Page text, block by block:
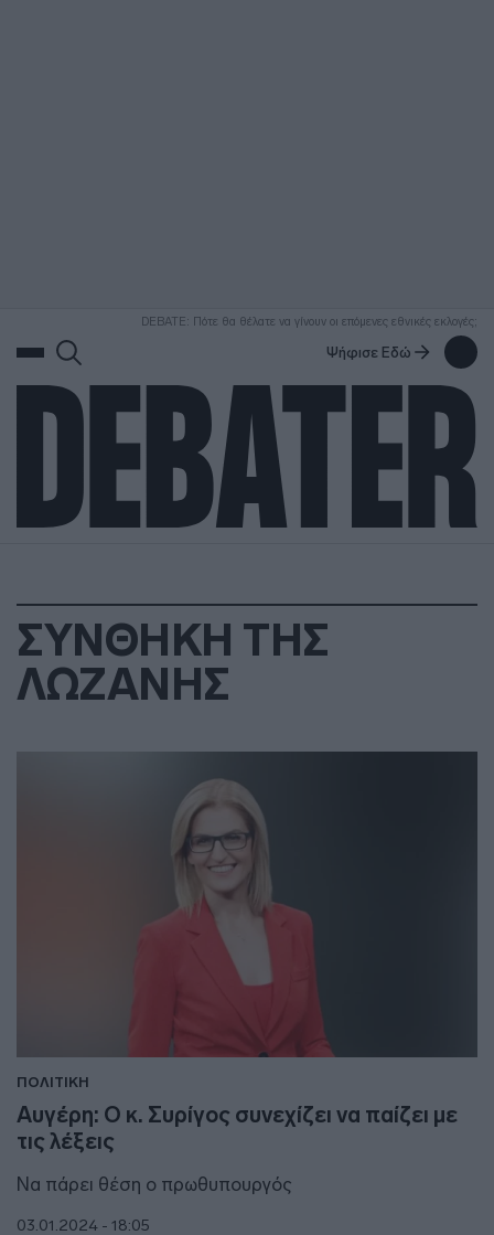
DEBATE: Πότε θα θέλατε να γίνουν οι επόμενες εθνικές εκλογές;
Ψήφισε Εδώ
ΣΥΝΘΗΚΗ ΤΗΣ
ΛΩΖΑΝΗΣ
ΠΟΛΙΤΙΚΗ
Αυγέρη: Ο κ. Συρίγος συνεχίζει να παίζει με
τις λέξεις
Να πάρει θέση ο πρωθυπουργός
03.01.2024 - 18:05